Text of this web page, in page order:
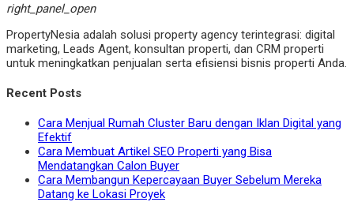
right_panel_open
PropertyNesia adalah solusi property agency terintegrasi: digital
marketing, Leads Agent, konsultan properti, dan CRM properti
untuk meningkatkan penjualan serta efisiensi bisnis properti Anda.
Recent Posts
Cara Menjual Rumah Cluster Baru dengan Iklan Digital yang
Efektif
Cara Membuat Artikel SEO Properti yang Bisa
Mendatangkan Calon Buyer
Cara Membangun Kepercayaan Buyer Sebelum Mereka
Datang ke Lokasi Proyek